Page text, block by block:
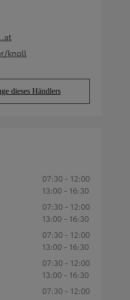
tab)
knoll
new tab)
dieses Händlers
(Opens in new tab)
07:30 - 12:00
13:00 - 16:30
07:30 - 12:00
13:00 - 16:30
07:30 - 12:00
13:00 - 16:30
07:30 - 12:00
13:00 - 16:30
07:30 - 12:00